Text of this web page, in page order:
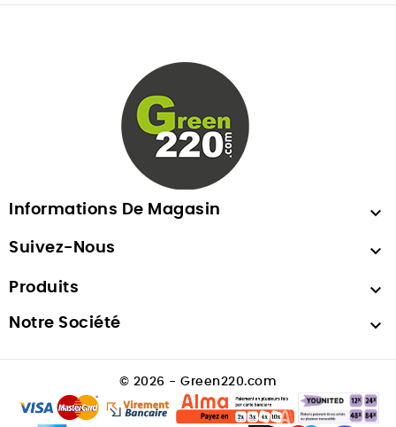
Informations De Magasin 
Suivez-Nous 
Produits 
Notre Société 
© 2026 - Green220.com